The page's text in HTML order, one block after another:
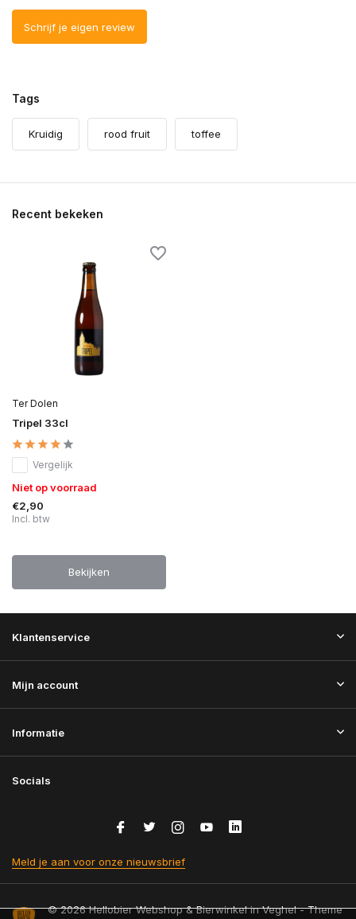
Schrijf je eigen review
Tags
Kruidig rood fruit toffee
Recent bekeken
Ter Dolen
Tripel 33cl
Vergelijk
Niet op voorraad
€2,90
Incl. btw
Bekijken
Klantenservice
Mijn account
Informatie
Socials
Meld je aan voor onze nieuwsbrief
© 2026 Hellobier Webshop & Bierwinkel in Veghel - Theme